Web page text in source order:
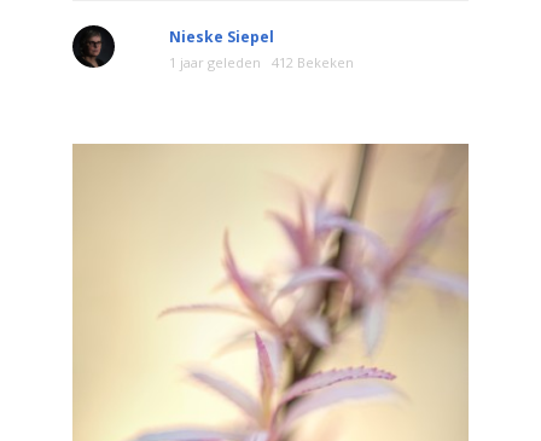
Nieske Siepel
1 jaar geleden 412 Bekeken